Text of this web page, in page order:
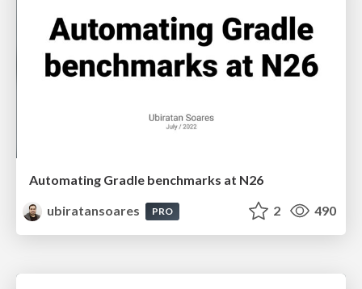
Automating Gradle benchmarks at N26
ubiratansoares
PRO 2 490